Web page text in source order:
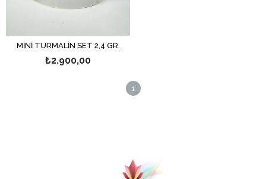
MİNİ TURMALİN SET 2,4 GR.
₺2.900,00
1